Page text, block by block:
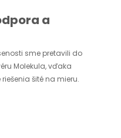
a
sme pretavili do
Molekula, vďaka
šité na mieru.